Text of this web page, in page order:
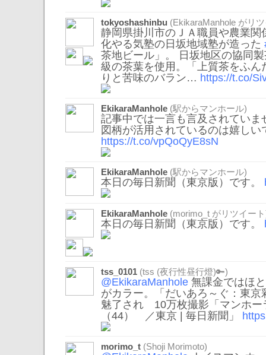
tokyoshashinbu (EkikaraManhole がリ
静岡県掛川市のＪＡ職員や農業関
化やる気塾の日坂地域塾が造った
茶地ビール」。 日坂地区の協同
級の茶葉を使用。「上質茶をふん
りと苦味のバラン… https://t.co/
EkikaraManhole (駅からマンホール)
記事中では一言も言及されていま
図柄が活用されているのは嬉し
https://t.co/vpQoQyE8sN
EkikaraManhole (駅からマンホール)
本日の毎日新聞（東京版）です。
EkikaraManhole (morimo_t がリツイー
本日の毎日新聞（東京版）です。
tss_0101 (tss (夜行性昼行燈)🔑)
@EkikaraManhole 無課金ではほ
がカラー。「だいあろ～ぐ：東
魅了され 10万枚撮影「マンホ
（44） ／東京 | 毎日新聞」
morimo_t (Shoji Morimoto)